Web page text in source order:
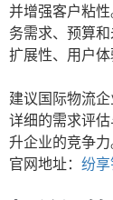
并增强客户粘
务需求、预算
扩展性、用户体
建议国际物流
详细的需求评
升企业的竞争力
官网地址： 纷